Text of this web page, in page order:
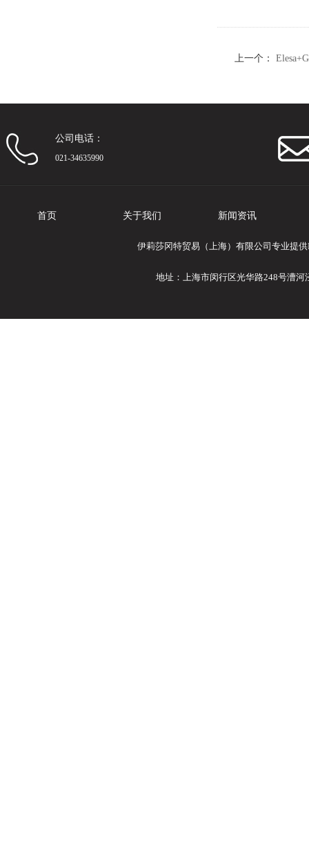
上一个：
公司电话：
021-34635990
首页 关于我们 新闻资讯
伊莉莎冈特贸易（上海）有限公司专业提
地址：上海市闵行区光华路248号漕